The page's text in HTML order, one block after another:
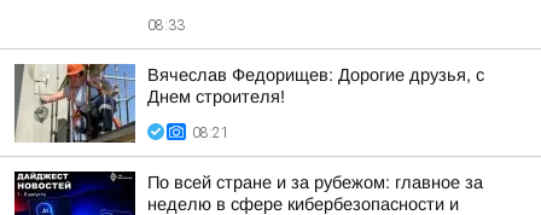
08:33
Вячеслав Федорищев: Дорогие друзья, с
Днем строителя!
08:21
По всей стране и за рубежом: главное за
неделю в сфере кибербезопасности и